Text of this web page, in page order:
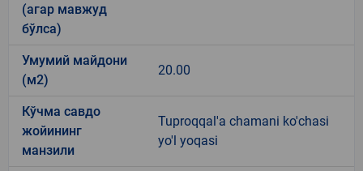
(агар мавжуд
бўлса)
Умумий майдони
(м2)
20.00
Кўчма савдо
жойининг
манзили
Tuproqqal'a chamani ko'chasi
yo'l yoqasi